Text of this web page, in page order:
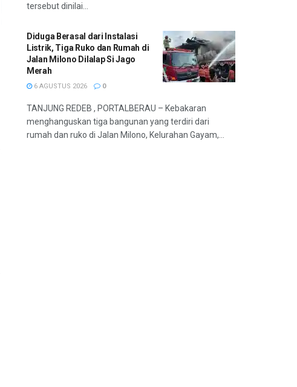
tersebut dinilai...
Diduga Berasal dari Instalasi
Listrik, Tiga Ruko dan Rumah di
Jalan Milono Dilalap Si Jago
Merah
6 AGUSTUS 2026 0
TANJUNG REDEB , PORTALBERAU – Kebakaran
menghanguskan tiga bangunan yang terdiri dari
rumah dan ruko di Jalan Milono, Kelurahan Gayam,...